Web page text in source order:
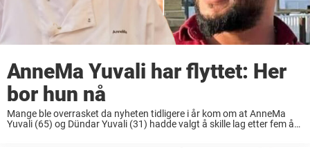
AnneMa Yuvali har flyttet: Her
bor hun nå
Mange ble overrasket da nyheten tidligere i år kom om at AnneMa
Yuvali (65) og Dündar Yuvali (31) hadde valgt å skille lag etter fem år